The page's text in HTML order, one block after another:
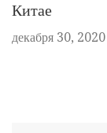
Китае
декабря 30, 2020